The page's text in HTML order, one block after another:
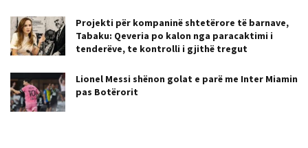
Projekti për kompaninë shtetërore të barnave,
Tabaku: Qeveria po kalon nga paracaktimi i
tenderëve, te kontrolli i gjithë tregut
Lionel Messi shënon golat e parë me Inter Miamin
pas Botërorit